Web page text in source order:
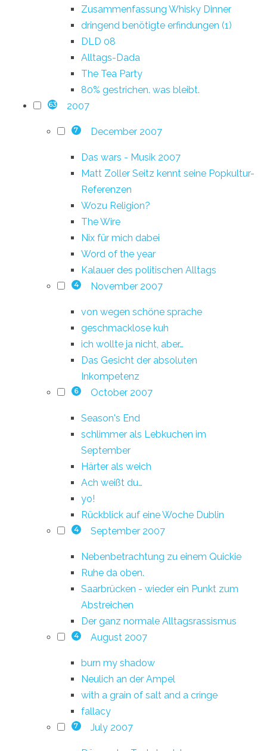
Zusammenfassung Whisky Dinner
dringend benötigte erfindungen (1)
DLD 08
Alltags-Dada
The Tea Party
80% gestrichen. was bleibt.
63 2007
7 December 2007
Das wars - Musik 2007
Matt Zoller Seitz kennt seine Popkultur-
Referenzen
Wozu Religion?
The Wire
Nix für mich dabei
Word of the year
Kalauer des politischen Alltags
4 November 2007
von wegen schöne sprache
geschmacklose kuh
ich wollte ja nicht, aber…
Das Gesicht der absoluten
Inkompetenz
6 October 2007
Season's End
schlimmer als Lebkuchen im
September
Härter als weich
Ach weißt du…
yo!
Rückblick auf eine Woche Dublin
4 September 2007
Nebenbetrachtung zu einem Quickie
Ruhe da oben.
Saarbrücken - wieder ein Punkt zum
Abstreichen
Der ganz normale Alltagsrassismus
4 August 2007
burn my shadow
Neulich an der Ampel
with a grain of salt and a cringe
fallacy
7 July 2007